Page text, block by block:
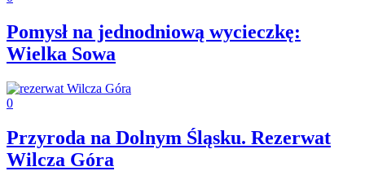
Pomysł na jednodniową wycieczkę:
Wielka Sowa
0
Przyroda na Dolnym Śląsku. Rezerwat
Wilcza Góra